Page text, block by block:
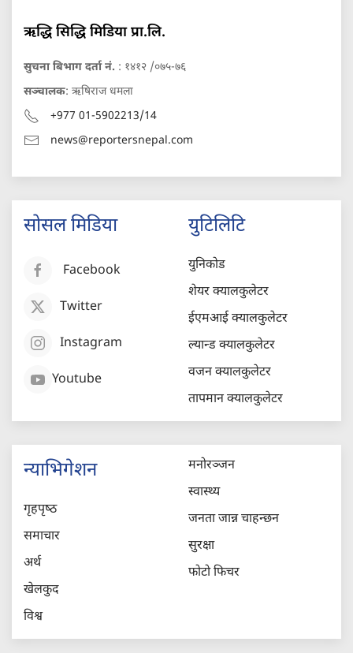
ऋद्धि सिद्धि मिडिया प्रा.लि.
सुचना बिभाग दर्ता नं. : १४१२ /०७५-७६
सञ्चालक: ऋषिराज धमला
+977 01-5902213/14
news@reportersnepal.com
सोसल मिडिया
Facebook
Twitter
Instagram
Youtube
युटिलिटि
युनिकोड
शेयर क्यालकुलेटर
ईएमआई क्यालकुलेटर
ल्यान्ड क्यालकुलेटर
वजन क्यालकुलेटर
तापमान क्यालकुलेटर
न्याभिगेशन
गृहपृष्‍ठ
समाचार
अर्थ
खेलकुद
विश्व
मनोरञ्जन
स्वास्थ्य
जनता जान्न चाहन्छन
सुरक्षा
फोटो फिचर